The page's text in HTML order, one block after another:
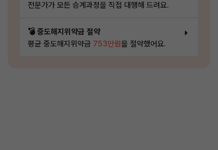
전문가가 모든 승계과정을 직접 대행해 드려요.
💣 중도해지위약금 절약
평균 중도해지위약금 753만원을 절약했어요.